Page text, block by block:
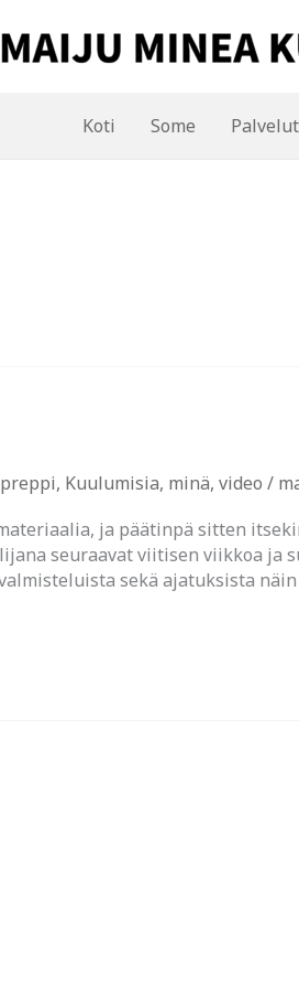
Koti Some Palvelut
, Kuulumisia, minä, video /
ja päätinpä sitten
seuraavat viitisen viikkoa ja
sekä ajatuksista